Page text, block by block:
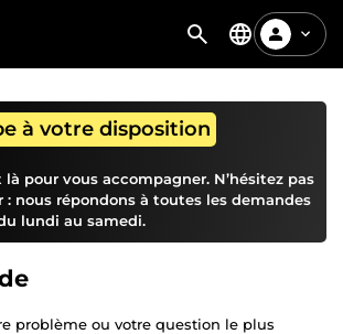
à votre disposition
pour vous accompagner. N’hésitez pas
: nous répondons à toutes les demandes
lundi au samedi.
problème ou votre question le plus